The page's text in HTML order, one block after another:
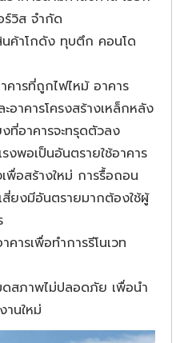
ร์วิส จำกัด
ค้าโกดัง ทุบตึก คอนโด
คารที่ถูกไฟไหม้ อาคาร
อาคารโครงสร้างเหล็กหลัง
ที่อาคารจะทรุดตัวลง
งพอเป็นอันตรายใช้อาคาร
พื่อสร้างใหม่ การรื้อถอน
สี่ยงมีอันตรายมากต้องใช้ผู้
ารเพื่อทำการรีโนเวท
ดสภาพไม่ปลอดภัย เพื่อนำ
านใหม่